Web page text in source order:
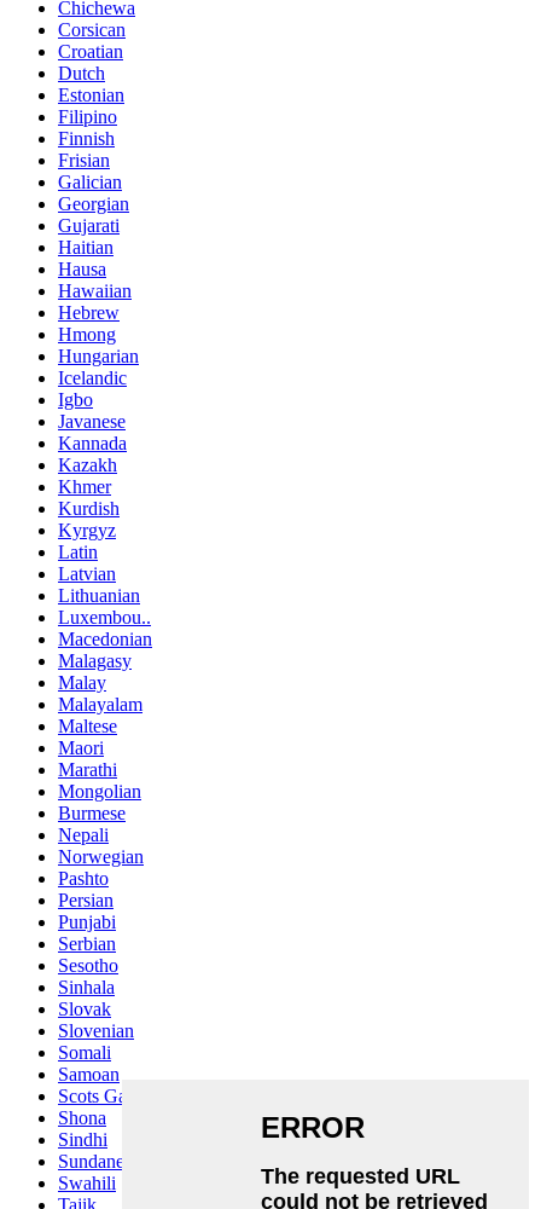
Chichewa
Corsican
Croatian
Dutch
Estonian
Filipino
Finnish
Frisian
Galician
Georgian
Gujarati
Haitian
Hausa
Hawaiian
Hebrew
Hmong
Hungarian
Icelandic
Igbo
Javanese
Kannada
Kazakh
Khmer
Kurdish
Kyrgyz
Latin
Latvian
Lithuanian
Luxembou..
Macedonian
Malagasy
Malay
Malayalam
Maltese
Maori
Marathi
Mongolian
Burmese
Nepali
Norwegian
Pashto
Persian
Punjabi
Serbian
Sesotho
Sinhala
Slovak
Slovenian
Somali
Samoan
Scots Gaelic
Shona
Sindhi
Sundanese
Swahili